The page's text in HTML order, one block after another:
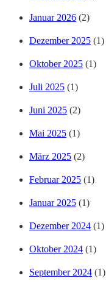
Januar 2026 (2)
Dezember 2025 (1)
Oktober 2025 (1)
Juli 2025 (1)
Juni 2025 (2)
Mai 2025 (1)
März 2025 (2)
Februar 2025 (1)
Januar 2025 (1)
Dezember 2024 (1)
Oktober 2024 (1)
September 2024 (1)